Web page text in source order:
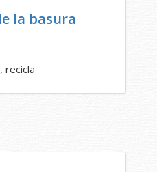
la basura
recicla